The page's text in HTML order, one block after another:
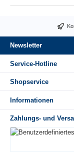
Newsletter
Service-Hotline
Shopservice
Informationen
Zahlungs- und